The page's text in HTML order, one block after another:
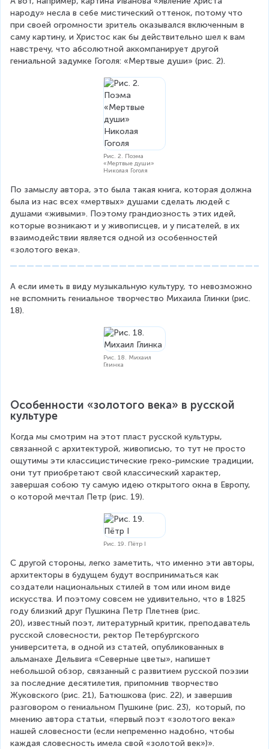
народу» несла в себе мистический оттенок, потому что
при своей огромности зритель оказывался включенным в
саму картину, и Христос как бы действительно шел к вам
навстречу, что абсолютной аккомпанирует другой
гениальной задумке Гоголя: «Мертвые души» (рис. 2).
Рис. 2. Поэма
«Мертвые души»
Николая Гоголя
По замыслу автора, это была такая книга, которая должна
была из нас всех «мертвых» душами сделать людей с
душами «живыми». Поэтому грандиозность этих идей,
которые возникают и у живописцев, и у писателей, в их
взаимодействии является одной из особенностей
«золотого века».
А если иметь в виду музыкальную культуру, то невозможно
не вспомнить гениальное творчество Михаила Глинки (рис.
18).
Рис. 18. Михаил
Глинка
Особенности «золотого века» в русской
культуре
Когда мы смотрим на этот пласт русской культуры,
связанной с архитектурой, живописью, то тут не просто
ощутимы эти классицистические греко-римские традиции,
они тут приобретают свой классический характер,
завершая собою ту самую идею открытого окна в Европу,
о которой мечтал Петр (рис. 19).
Рис. 19. Пётр I
С другой стороны, легко заметить, что именно эти авторы,
архитекторы в будущем будут восприниматься как
создатели национальных стилей в том или ином виде
искусства. И поэтому совсем не удивительно, что в 1825
году близкий друг Пушкина Петр Плетнев (рис.
20), известный поэт, литературный критик, преподаватель
русской словесности, ректор Петербургского
университета, в одной из статей, опубликованных в
альманахе Дельвига «Северные цветы», напишет
небольшой обзор, связанный с развитием русской поэзии
за последние десятилетия, припомнив творчество
Жуковского (рис. 21), Батюшкова (рис. 22), и завершив
разговором о гениальном Пушкине (рис. 23),  который, по
мнению автора статьи, «первый поэт «золотого века»
нашей словесности (если непременно надобно, чтобы
каждая словесность имела свой «золотой век»)».